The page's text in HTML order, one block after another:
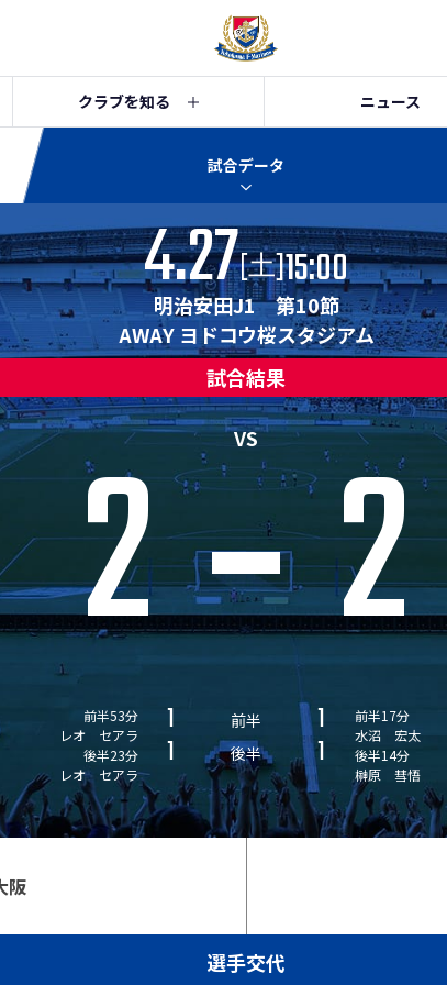
クラブを知る ニュース
試合データ
4.27[土]15:00
明治安田J1 第10節
AWAY ヨドコウ桜スタジアム
試合結果
VS
2 2
前半53分
レオ セアラ
後半23分
レオ セアラ
1 前半
1
1
後半 1
前半17分
水沼 宏太
後半14分
榊原 彗悟
阪
選手交代